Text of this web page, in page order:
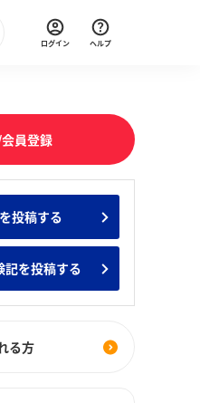
なのインターン人気企業ランキ
のイベント一覧
ログイン ヘルプ
員登録
投稿する
記を投稿する
る方